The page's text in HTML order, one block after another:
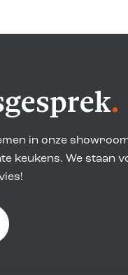
.
in onze
keukens. We staan